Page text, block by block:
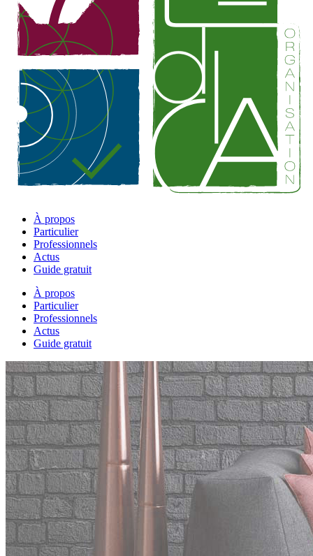
À propos
Particulier
Professionnels
Actus
Guide gratuit
À propos
Particulier
Professionnels
Actus
Guide gratuit